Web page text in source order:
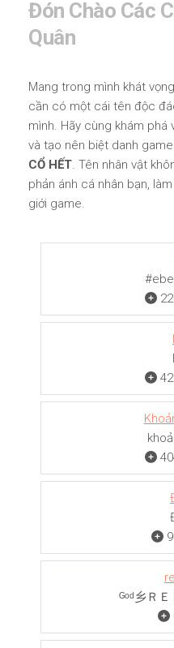
Đón Chào Các
Quân
Mang trong mình khát
cần có một cái tên độc
mình. Hãy cùng khám
và tạo nên biệt danh
CỔ HẾT. Tên nhân vật
phản ánh cá nhân bạn,
giới game.
ᴳᵒᵈ乡Ｒ